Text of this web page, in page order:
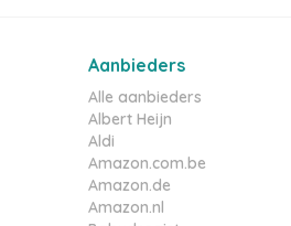
Aanbieders
Alle aanbieders
Albert Heijn
Aldi
Amazon.com.be
Amazon.de
Amazon.nl